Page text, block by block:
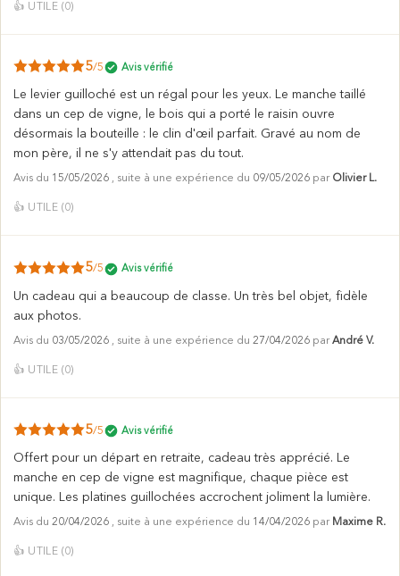
👍 UTILE (0)
5/5 Avis vérifié
Le levier guilloché est un régal pour les yeux. Le manche taillé
dans un cep de vigne, le bois qui a porté le raisin ouvre
désormais la bouteille : le clin d'œil parfait. Gravé au nom de
mon père, il ne s'y attendait pas du tout.
Avis du 15/05/2026 , suite à une expérience du 09/05/2026 par Olivier L.
👍 UTILE (0)
5/5 Avis vérifié
Un cadeau qui a beaucoup de classe. Un très bel objet, fidèle
aux photos.
Avis du 03/05/2026 , suite à une expérience du 27/04/2026 par André V.
👍 UTILE (0)
5/5 Avis vérifié
Offert pour un départ en retraite, cadeau très apprécié. Le
manche en cep de vigne est magnifique, chaque pièce est
unique. Les platines guillochées accrochent joliment la lumière.
Avis du 20/04/2026 , suite à une expérience du 14/04/2026 par Maxime R.
👍 UTILE (0)